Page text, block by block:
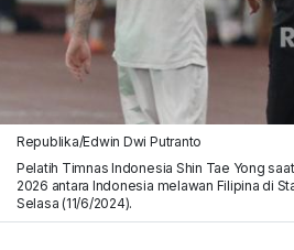
Republika/Edwin Dwi Putranto
Pelatih Timnas Indonesia Shin Tae Yong
2026 antara Indonesia melawan Filipina di
Selasa (11/6/2024).